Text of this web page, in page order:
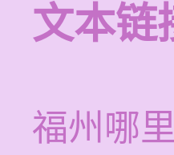
文本链
福州哪